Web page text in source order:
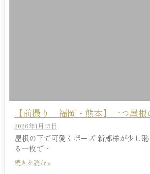
【前撮り 福岡・熊本】一つ屋根
2026年1月15日
屋根の下で可愛くポーズ 新郎様が少し
る一枚で…
続きを読む »